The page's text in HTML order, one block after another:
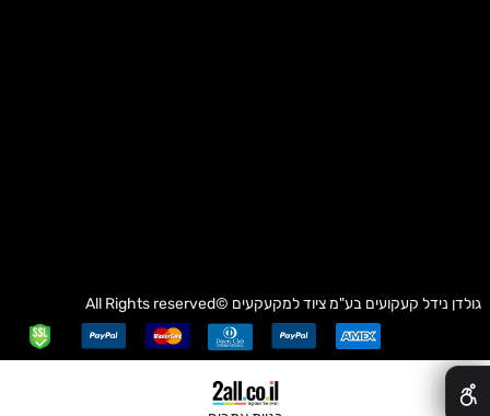
גולדן נידל קעקועים בע"מציוד למקעקעים ©All Rights reserved